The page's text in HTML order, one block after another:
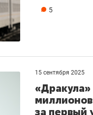
5
15 сентября 2025
за первый